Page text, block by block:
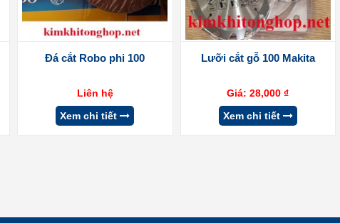
Đá cắt Robo phi 100
Liên hệ
Xem chi tiết
Lưỡi cắt gỗ 100 Makita
Giá:28,000₫
Xem chi tiết